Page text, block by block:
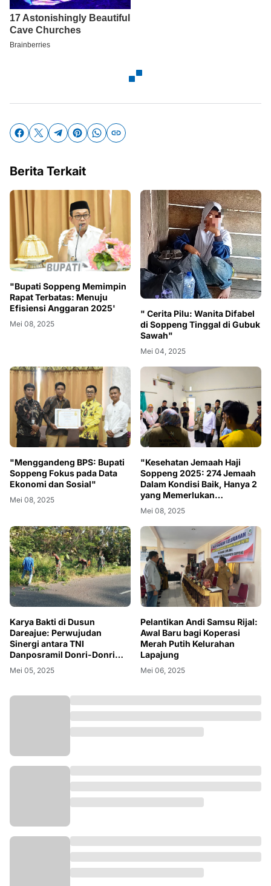
Berita Terkait
"Bupati Soppeng Memimpin
Rapat Terbatas: Menuju
Efisiensi Anggaran 2025'
Mei 08, 2025
" Cerita Pilu: Wanita Difabel
di Soppeng Tinggal di Gubuk
Sawah"
Mei 04, 2025
"Menggandeng BPS: Bupati
Soppeng Fokus pada Data
Ekonomi dan Sosial"
Mei 08, 2025
"Kesehatan Jemaah Haji
Soppeng 2025: 274 Jemaah
Dalam Kondisi Baik, Hanya 2
yang Memerlukan
Perawatan"
Mei 08, 2025
Karya Bakti di Dusun
Dareajue: Perwujudan
Sinergi antara TNI
Danposramil Donri-Donri
dan Masyarakat
Mei 05, 2025
Pelantikan Andi Samsu Rijal:
Awal Baru bagi Koperasi
Merah Putih Kelurahan
Lapajung
Mei 06, 2025